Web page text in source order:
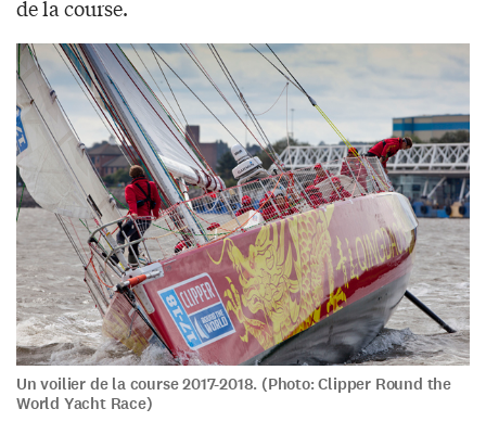
de la course.
Un voilier de la course 2017-2018. (Photo: Clipper Round the
World Yacht Race)